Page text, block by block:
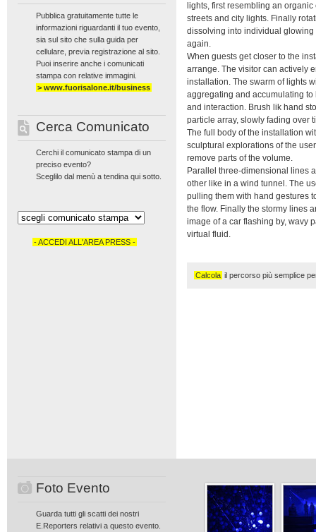
Pubblica gratuitamente tutte le
informazioni riguardanti il tuo evento,
sia sul sito che sulla guida per
cellulare, previa registrazione al sito.
Puoi inserire anche i comunicati
stampa con relative immagini.
> www.fuorisalone.it/business
Cerca Comunicato
Cerchi il comunicato stampa di un
preciso evento?
Sceglilo dal menù a tendina qui sotto.
- ACCEDI ALL'AREA PRESS -
lights, first resembling an
streets and city lights. Finally
dissolving into individual glowing
again.
When guests get closer to the
arrange. The visitor can actively
installation. The swarm of lights
aggregating and accumulating
and interaction. Brush lik hand
particle array, slowly fading over
The full body of the installation
sculptural explorations of the
remove parts of the volume.
Parallel three-dimensional lines
other like in a wind tunnel. The
pulling them with hand gestures
the flow. Finally the stormy lines
image of a car flashing by, wavy
virtual fluid.
Calcola il percorso più semplice
Foto Evento
Guarda tutti gli scatti dei nostri
E.Reporters relativi a questo evento.